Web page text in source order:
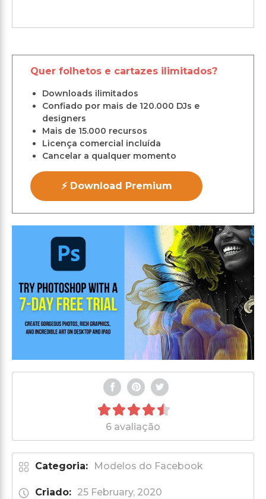
Quer folhetos e cartazes ilimitados?
Downloads ilimitados
Confiado por mais de 120.000 DJs e
designers
Mais de 15.000 recursos
Licença comercial incluída
Cancelar a qualquer momento
⚡ Download Premium
6 avaliação
Categoria: Modelos do Facebook
Criado: 25 February, 2020